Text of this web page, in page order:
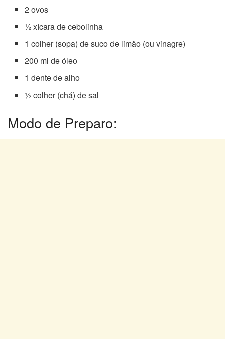
2 ovos
½ xícara de cebolinha
1 colher (sopa) de suco de limão (ou vinagre)
200 ml de óleo
1 dente de alho
½ colher (chá) de sal
Modo de Preparo: